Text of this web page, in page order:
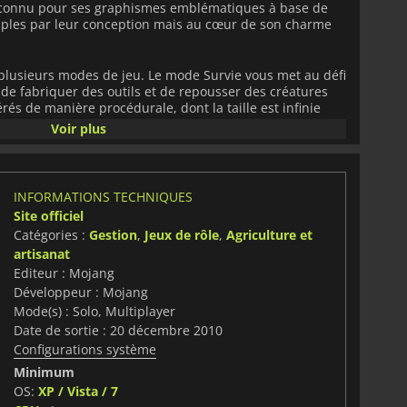
pour ses graphismes emblématiques à base de
par leur conception mais au cœur de son charme
modes de jeu. Le mode Survie vous met au défi
fabriquer des outils et de repousser des créatures
de manière procédurale, dont la taille est infinie
de génération de mondes. Le mode Création offre des
qui est idéal pour les projets de construction
Des modes Aventure, Spectateur et Spécialisé
certains serveurs.
de biomes variés, tels que des forêts, des jungles,
océans et même des dimensions entièrement
l’End. Si l'exploration diurne est généralement sans
redoutables tels que les zombies, les squelettes,
qui rend indispensables les abris, les pièges et les
de ressources est au cœur de la progression :
de bois, la collecte de nourriture et la découverte de
comme les villages, les puits de mine et les
à la survie.
sans conséquences : vous laissez tomber votre
où vous êtes mort pour le récupérer avant que
Voir plus
INFORMATIONS TECHNIQUES
Site officiel
Catégories : Gestion, Jeux de rôle, Agriculture et
artisanat
Editeur : Mojang
Développeur : Mojang
Mode(s) : Solo, Multiplayer
Date de sortie : 20 décembre 2010
Configurations système
Minimum
OS: XP / Vista / 7